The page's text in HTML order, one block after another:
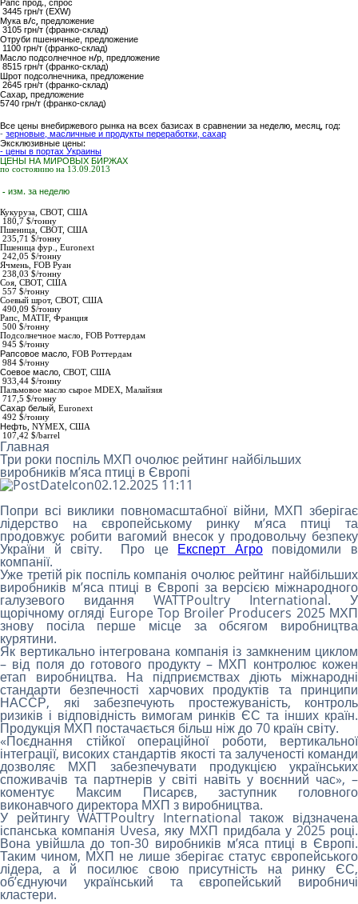
, спрос
3445 грн/т (EXW)
Мука в/с, предложение
3105 грн/т (франко-склад)
Отруби пшеничные , предложение
1100 грн/т (франко-склад)
Масло подсолнечное н/р , предложение
8515 грн/т (франко-склад)
Шрот подсолнечника , предложение
2645 грн/т (франко-склад)
Сахар, предложение
5740 грн/т (франко-склад)
Все цены внебиржевого рынка на всех базисах в сравнении за неделю, месяц, год:
- зерновые, масличные и продукты переработки, сахар
Эксклюзивные цены:
- цены в портах Украины
ЦЕНЫ НА МИРОВЫХ БИРЖАХ
по состоянию на 13.09.2013
- изм. за неделю
Кукуруза, СВОТ, США
180,7 $/тонну
Пшеница, СВОТ, США
235,71 $/тонну
Пшеница фур.,
Euronext
242,05 $/тонну
Ячмень, FOB Руан
238,03 $/тонну
Соя, СВОТ, США
557 $/тонну
Соевый шрот, СВОТ, США
490,09 $/тонну
Рапс , MATIF, Франция
500 $/тонну
Подсолнечное масло FOB Роттердам
945 $/тонну
Рапсовое масло FOB Роттердам
984 $/тонну
Соевое масло СВОТ, США
933,44 $/тонну
Пальмовое масло сырое МDEX , Малайзия
717,5 $/тонну
Сахар белый Euronext
492 $/тонну
Нефть , NYMEX, США
107,42 $/barrel
Главная
Три роки поспіль МХП очолює рейтинг найбільших
виробників м’яса птиці в Європі
02.12.2025 11:11
Попри всі виклики повномасштабної війни, МХП зберігає
лідерство на європейському ринку м’яса птиці та
продовжує робити вагомий внесок у продовольчу безпеку
України й світу. Про це Експерт Агроповідомили в
компанії.
Уже третій рік поспіль компанія очолює рейтинг найбільших
виробників м’яса птиці в Європі за версією міжнародного
галузевого видання WATTPoultry International. У
щорічному огляді Europe Top Broiler Producers 2025 МХП
знову посіла перше місце за обсягом виробництва
курятини.
Як вертикально інтегрована компанія із замкненим циклом
– від поля до готового продукту – МХП контролює кожен
етап виробництва. На підприємствах діють міжнародні
стандарти безпечності харчових продуктів та принципи
НАССР, які забезпечують простежуваність, контроль
ризиків і відповідність вимогам ринків ЄС та інших країн.
Продукція МХП постачається більш ніж до 70 країн світу.
«Поєднання стійкої операційної роботи, вертикальної
інтеграції, високих стандартів якості та залученості команди
дозволяє МХП забезпечувати продукцією українських
споживачів та партнерів у світі навіть у воєнний час», –
коментує Максим Писарєв, заступник головного
виконавчого директора МХП з виробництва.
У рейтингу WATTPoultry International також відзначена
іспанська компанія Uvesa, яку МХП придбала у 2025 році.
Вона увійшла до топ-30 виробників м’яса птиці в Європі.
Таким чином, МХП не лише зберігає статус європейського
лідера, а й посилює свою присутність на ринку ЄС,
об’єднуючи український та європейський виробничі
кластери.